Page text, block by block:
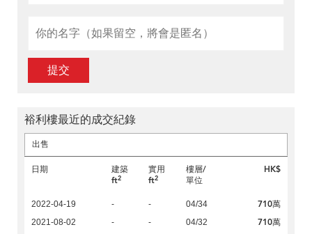
提交
裕利樓最近的成交紀錄
出售
日期
建築
ft2
實用
ft2
樓層/
單位
HK$
2022-04-19 - - 04/34 710萬
2021-08-02 - - 04/32 710萬